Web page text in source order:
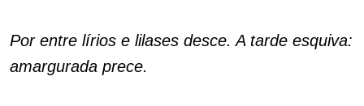
Por entre lírios e lilases desce. A tarde esquiva:
amargurada prece.